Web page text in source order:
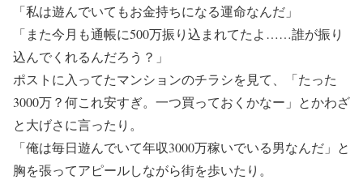
「私は遊んでいてもお金持ちになる運命なんだ」
「また今月も通帳に500万振り込まれてたよ……誰が振り
込んでくれるんだろう？」
ポストに入ってたマンションのチラシを見て、「たった
3000万？何これ安すぎ。一つ買っておくかなー」とかわざ
と大げさに言ったり。
「俺は毎日遊んでいて年収3000万稼いでいる男なんだ」と
胸を張ってアピールしながら街を歩いたり。